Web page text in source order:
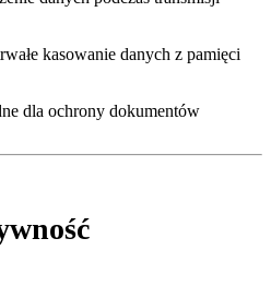
kasowanie danych z pamięci
dla ochrony dokumentów